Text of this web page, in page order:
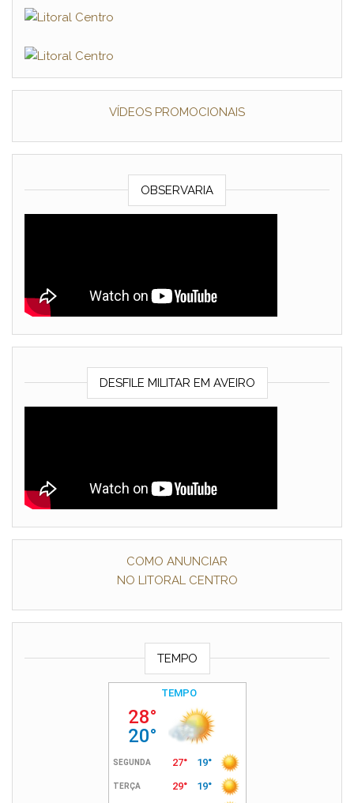
VÍDEOS PROMOCIONAIS
OBSERVARIA
DESFILE MILITAR EM AVEIRO
COMO ANUNCIAR
NO LITORAL CENTRO
TEMPO